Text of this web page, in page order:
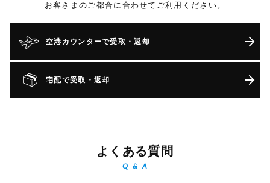
お客さまのご都合に合わせてご利用ください。
空港カウンターで受取・返却
宅配で受取・返却
よくある質問
Q & A